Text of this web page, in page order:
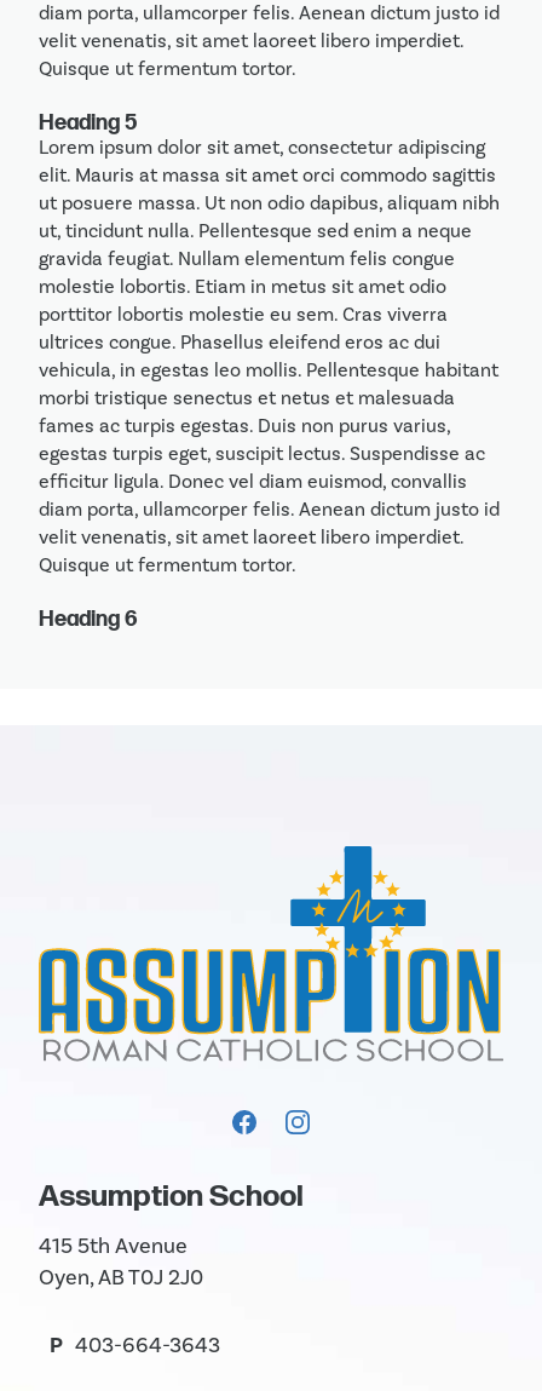
diam porta, ullamcorper felis. Aenean dictum justo id
velit venenatis, sit amet laoreet libero imperdiet.
Quisque ut fermentum tortor.
Heading 5
Lorem ipsum dolor sit amet, consectetur adipiscing
elit. Mauris at massa sit amet orci commodo sagittis
ut posuere massa. Ut non odio dapibus, aliquam nibh
ut, tincidunt nulla. Pellentesque sed enim a neque
gravida feugiat. Nullam elementum felis congue
molestie lobortis. Etiam in metus sit amet odio
porttitor lobortis molestie eu sem. Cras viverra
ultrices congue. Phasellus eleifend eros ac dui
vehicula, in egestas leo mollis. Pellentesque habitant
morbi tristique senectus et netus et malesuada
fames ac turpis egestas. Duis non purus varius,
egestas turpis eget, suscipit lectus. Suspendisse ac
efficitur ligula. Donec vel diam euismod, convallis
diam porta, ullamcorper felis. Aenean dictum justo id
velit venenatis, sit amet laoreet libero imperdiet.
Quisque ut fermentum tortor.
Heading 6
Assumption School
415 5th Avenue
Oyen, AB T0J 2J0
P 403-664-3643